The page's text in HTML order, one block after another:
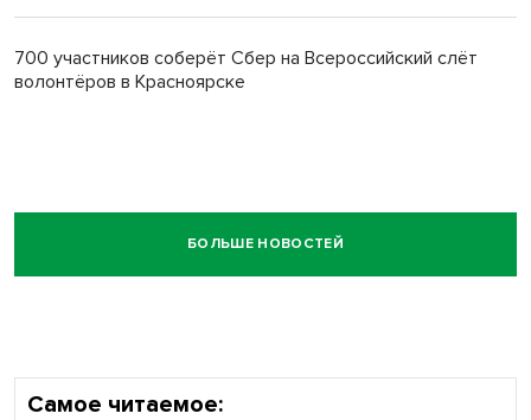
700 участников соберёт Сбер на Всероссийский слёт
волонтёров в Красноярске
БОЛЬШЕ НОВОСТЕЙ
Самое читаемое: